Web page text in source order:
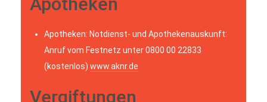
Apotheken: Notdienst- und Apothekenauskunft:
Anruf vom Festnetz unter 0800 00 22833
(kostenlos) www.aknr.de
Vergiftungen